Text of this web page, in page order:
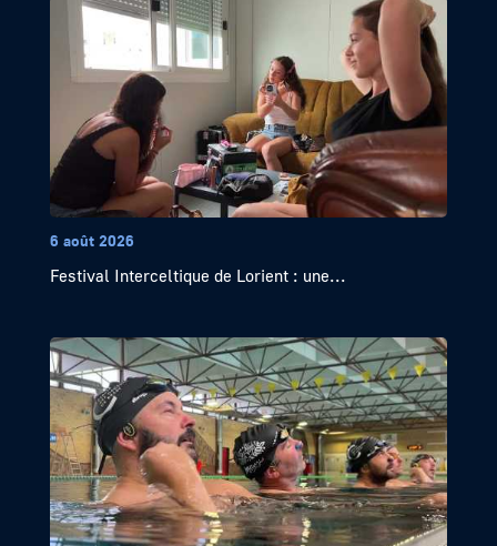
6 août 2026
Festival Interceltique de Lorient : une...